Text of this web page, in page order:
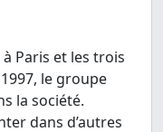
Paris et les trois
le groupe
la société.
dans d’autres